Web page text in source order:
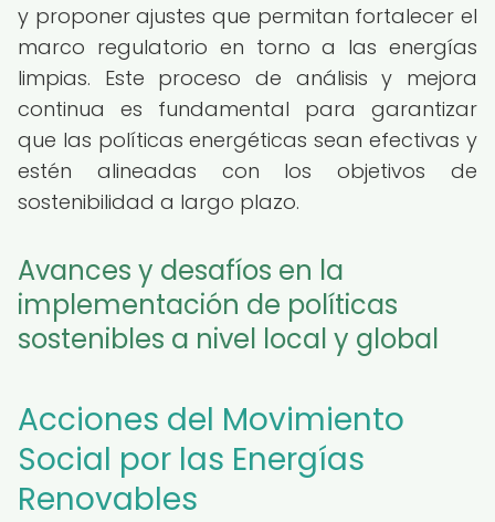
y proponer ajustes que permitan fortalecer el
marco regulatorio en torno a las energías
limpias. Este proceso de análisis y mejora
continua es fundamental para garantizar
que las políticas energéticas sean efectivas y
estén alineadas con los objetivos de
sostenibilidad a largo plazo.
Avances y desafíos en la
implementación de políticas
sostenibles a nivel local y global
Acciones del Movimiento
Social por las Energías
Renovables